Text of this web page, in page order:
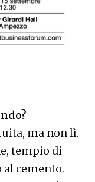
ma non lì.
tempio di
al cemento.